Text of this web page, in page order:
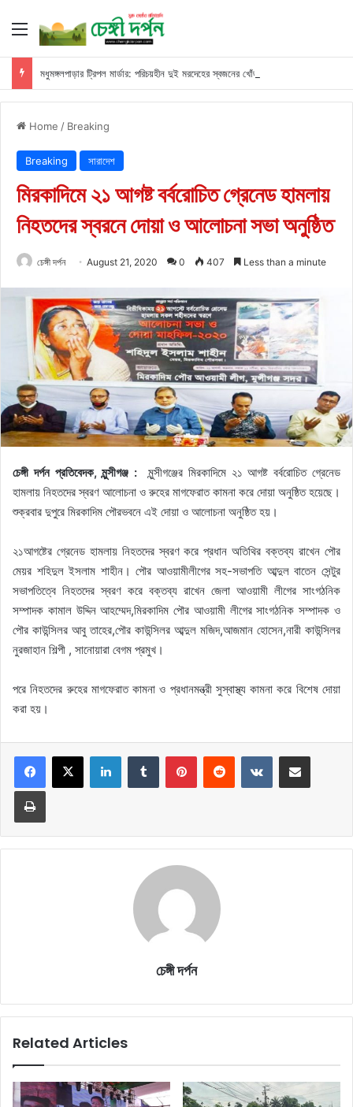
Menu
মধুমঙ্গলপাড়ার ট্রিপল মার্ডার: পরিচয়হীন দুই মরদেহের স্বজনের খোঁজ পুলিশের
Home / Breaking
Breaking সারাদেশ
মিরকাদিমে ২১ আগষ্ট বর্বরোচিত গ্রেনেড হামলায়
নিহতদের স্বরনে দোয়া ও আলোচনা সভা অনুষ্ঠিত
চেঙ্গী দর্পন August 21, 2020 0 407 Less than a minute
চেঙ্গী দর্পন প্রতিবেদক, মুন্সীগঞ্জ :মুন্সীগঞ্জের মিরকাদিমে ২১ আগষ্ট বর্বরোচিত গ্রেনেড
হামলায় নিহতদের স্বরণ আলোচনা ও রুহের মাগফেরাত কামনা করে দোয়া অনুষ্ঠিত হয়েছে।
শুক্রবার দুপুরে মিরকাদিম পৌরভবনে এই দোয়া ও আলোচনা অনুষ্ঠিত হয়।
২১আগষ্টের গ্রেনেড হামলায় নিহতদের স্বরণ করে প্রধান অতিথির বক্তব্য রাখেন পৌর
মেয়র শহিদুল ইসলাম শাহীন। পৌর আওয়ামীলীগের সহ-সভাপতি আব্দুল বাতেন সেন্টুর
সভাপতিত্বে নিহতদের স্বরণ করে বক্তব্য রাখেন জেলা আওয়ামী লীগের সাংগঠনিক
সম্পাদক কামাল উদ্দিন আহম্মেদ,মিরকাদিম পৌর আওয়ামী লীগের সাংগঠনিক সম্পাদক ও
পৌর কাউন্সিলর আবু তাহের,পৌর কাউন্সিলর আব্দুল মজিদ,আজমান হোসেন,নারী কাউন্সিলর
নুরজাহান শিল্পী , স‌ান‌ো‌য়ারা বেগম প্রমুখ।
পরে নিহতদের রুহের মাগফেরাত কামনা ও প্রধানমন্ত্রী সুস্বাস্থ্য কামনা করে বিশেষ দোয়া
করা হয়।
LinkedInTumblr PinterestReddit VKontakteShare via Email
Print
চেঙ্গী দর্পন
Related Articles